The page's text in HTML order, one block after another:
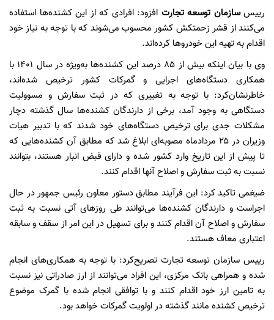
رییسسازمان توسعه تجارت افزود: افرادی که از این کشنده‌ها استفاده
می‌کنند از قشر زحمتکش کشور محسوب می‌شوند که با توجه به نیاز خود
اقدام به تهیه این خودروها کرده‌اند.
وی با بیان اینکه بیش از ۸۵ درصد این کشنده‌ها به‌ویژه در سال ۱۴۰۱ با
همکاری دستگاه‌های اجرایی و گمرکات کشور ترخیص شده‌اند،
خاطرنشان‌کرد: با توجه به تغییری که در ثبت سفارش و مسوولیت
دستگاهی به وجود آمد، برخی ‌از دارندگان کشنده‌ها سال گذشته دچار
مشکلات جدی برای ترخیص دستگاه‌های خود شدند که با تدبیر هیات
وزیران در ۲۵ مردادماه مصوبه‌ای ابلاغ شد که مطابق آن کشنده‌هایی که
تا پیش از این تاریخ وارد کشور شده و دارای قبض انبار هستند، بتوانند
نسبت به ثبت سفارش و اصلاح آنها اقدام کنند.
ضیغمی تاکید کرد: این فرآیند مطابق دستور معاون رئیس جمهور در حال
اجراست و دارندگان کشنده‌ها می‌توانند طی روزهای آتی نسبت به ثبت
سفارش و اصلاح آن اقدام کنند و برای تسهیل در این امر از سقف و سابقه
اعتباری معاف هستند.
رییس سازمان توسعه تجارت تصریح‌کرد: با توجه به همکاری‌های انجام
شده و همراهی بانک مرکزی، این افراد می‌توانند از ارز صادراتی نیز نسبت
به تامین ارز خود اقدام کنند و با توافقی انجام شده با گمرک موضوع
ترخیص کشنده مانند گذشته در اولویت گمرکات خواهد بود.